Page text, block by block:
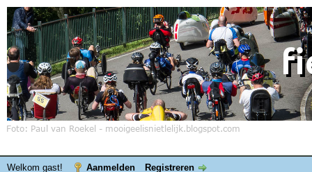
Welkom gast! Aanmelden Registreren